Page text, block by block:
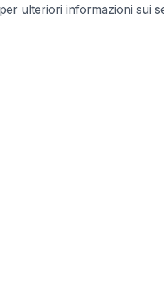
ulteriori informazioni sui